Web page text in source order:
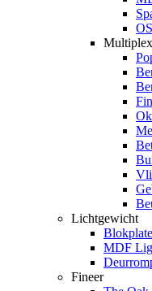
Multiplex
Lichtgewicht
MDF
Fineer